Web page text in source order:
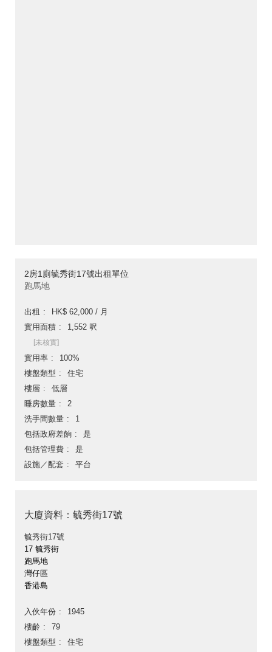
2房1廁毓秀街17號出租單位
跑馬地
出租
HK$ 62,000 / 月
實用面積
1,552 呎
[未核實]
實用率
100%
樓盤類型
住宅
樓層
低層
睡房數量
2
洗手間數量
1
包括政府差餉
是
包括管理費
是
設施／配套
平台
大廈資料：毓秀街17號
毓秀街17號
17 毓秀街
跑馬地
灣仔區
香港島
入伙年份
1945
樓齡
79
樓盤類型
住宅